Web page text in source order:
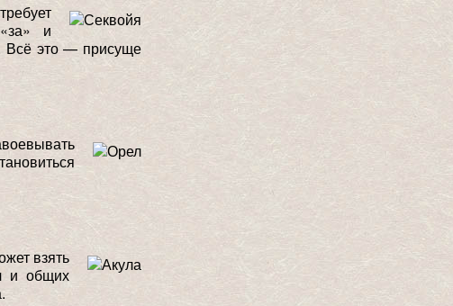
и
Всё это — присуще
взять
и общих